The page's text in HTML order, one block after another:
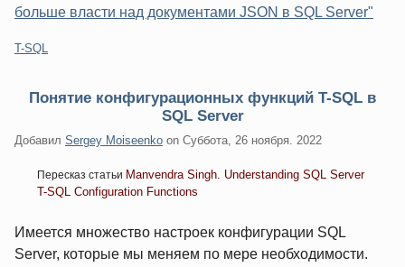
больше власти над документами JSON в SQL Server"
Категории:
T-SQL
Понятие конфигурационных функций T-SQL в
SQL Server
Добавил Sergey Moiseenko on Суббота, 26 ноября. 2022
Пересказ статьи Manvendra Singh. Understanding SQL Server
T-SQL Configuration Functions
Имеется множество настроек конфигурации SQL
Server, которые мы меняем по мере необходимости.